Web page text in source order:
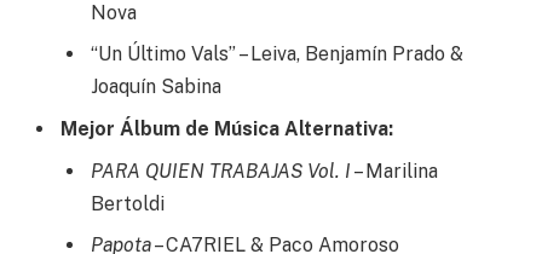
Nova
“Un Último Vals” – Leiva, Benjamín Prado &
Joaquín Sabina
Mejor Álbum de Música Alternativa:
PARA QUIEN TRABAJAS Vol. I – Marilina
Bertoldi
Papota– CA7RIEL & Paco Amoroso